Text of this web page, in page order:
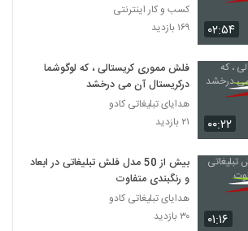
۰۲:۵۴
کسب و کار اینترنتی
۱۶۹ بازدید
۰۰:۲۲
فلش مموری کریستالی ، که لوگوشما
درکریستال آن می درخشد
هدایای تبلیغاتی کادو
۲۱ بازدید
۰۱:۱۶
بیش از 50 مدل فلش تبلیغاتی در ابعاد
و رنگبندی متفاوت
هدایای تبلیغاتی کادو
۳۰ بازدید